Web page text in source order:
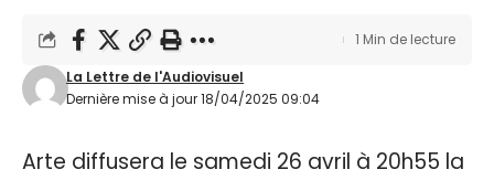
Dernière mise à jour 18/04/2025 09:04
La Lettre de l'Audiovisuel
1 Min de lecture
Arte diffusera le samedi 26 avril à 20h55 la